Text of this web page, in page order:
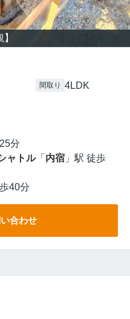
】
間取り 4LDK
分
ャトル「 内宿 」駅 徒歩
40分
合わせ